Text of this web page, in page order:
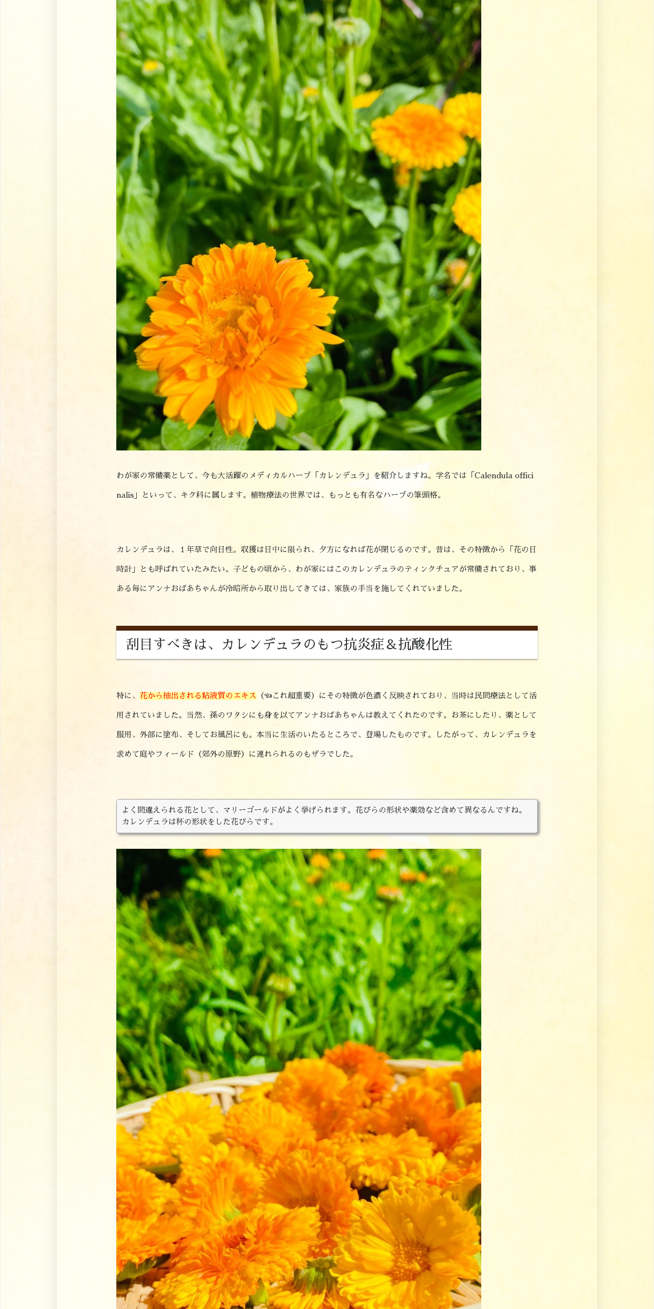
わが家の常備薬として、今も大活躍のメディカルハーブ「カレンデュラ」を紹介しますね。学名では「Calendula offici
nalis」といって、キク科に属します。植物療法の世界では、もっとも有名なハーブの筆頭格。
カレンデュラは、１年草で向日性。収獲は日中に限られ、夕方になれば花が閉じるのです。昔は、その特徴から「花の日
時計」とも呼ばれていたみたい。子どもの頃から、わが家にはこのカレンデュラのティンクチュアが常備されており、事
ある毎にアンナおばあちゃんが冷暗所から取り出してきては、家族の手当を施してくれていました。
刮目すべきは、カレンデュラのもつ抗炎症＆抗酸化性
特に、 花から抽出される粘液質のエキス （☜これ超重要）にその特徴が色濃く反映されており、当時は民間療法として活
用されていました。当然、孫のワタシにも身を以てアンナおばあちゃんは教えてくれたのです。お茶にしたり、薬として
服用、外部に塗布、そしてお風呂にも。本当に生活のいたるところで、登場したものです。したがって、カレンデュラを
求めて庭やフィールド（郊外の原野）に連れられるのもザラでした。
よく間違えられる花として、マリーゴールドがよく挙げられます。花びらの形状や薬効など含めて異なるんですね。
カレンデュラは杯の形状をした花びらです。